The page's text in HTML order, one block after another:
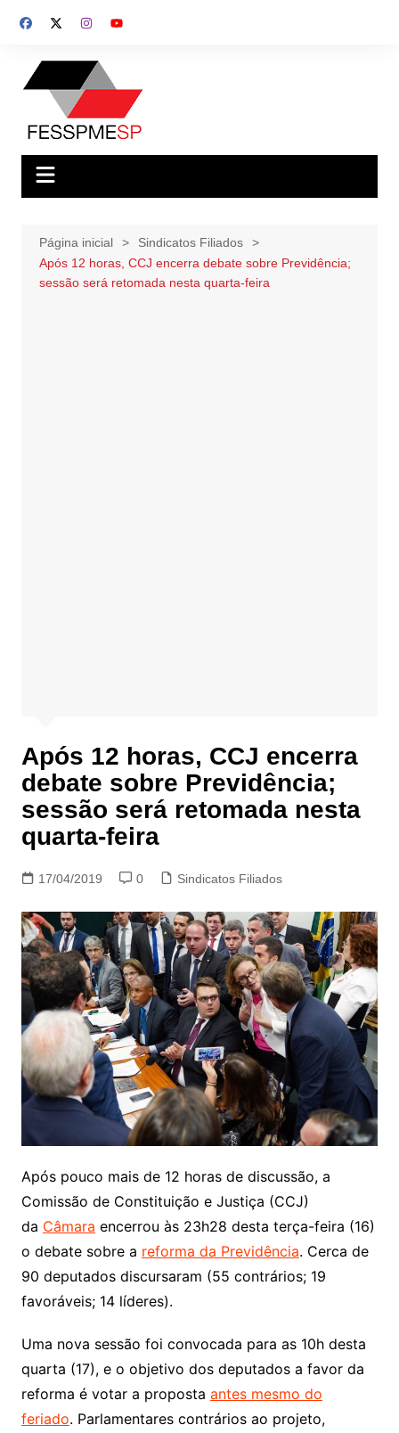
para
conteúdo
Página inicial
Sindicatos Filiados
Após 12 horas, CCJ encerra debate sobre Previdência;
sessão será retomada nesta quarta-feira
Após 12 horas, CCJ encerra
debate sobre Previdência;
sessão será retomada nesta
quarta-feira
17/04/2019 0 Sindicatos Filiados
Após pouco mais de 12 horas de discussão, a
Comissão de Constituição e Justiça (CCJ)
da Câmara encerrou às 23h28 desta terça-feira (16)
o debate sobre a reforma da Previdência. Cerca de
90 deputados discursaram (55 contrários; 19
favoráveis; 14 líderes).
Uma nova sessão foi convocada para as 10h desta
quarta (17), e o objetivo dos deputados a favor da
reforma é votar a proposta antes mesmo do
feriado. Parlamentares contrários ao projeto,